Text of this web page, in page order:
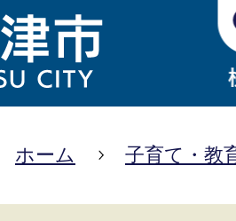
ホーム 子育て・教